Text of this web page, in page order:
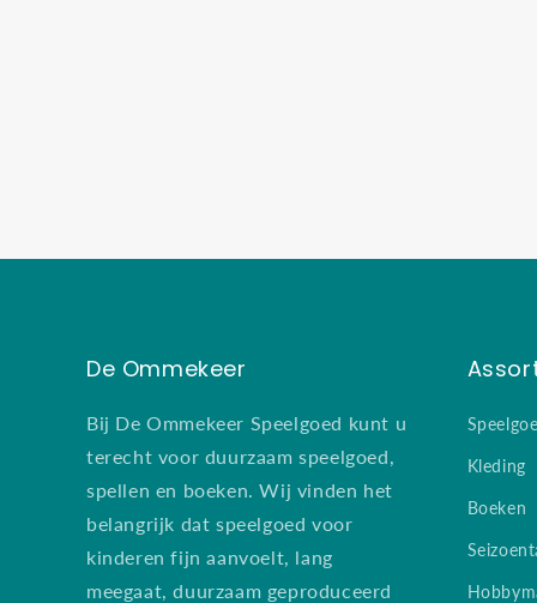
De Ommekeer
Bij De Ommekeer Speelgoed kunt u
terecht voor duurzaam speelgoed,
spellen en boeken. Wij vinden het
belangrijk dat speelgoed voor
kinderen fijn aanvoelt, lang
meegaat, duurzaam geproduceerd
Kleding
Boeken